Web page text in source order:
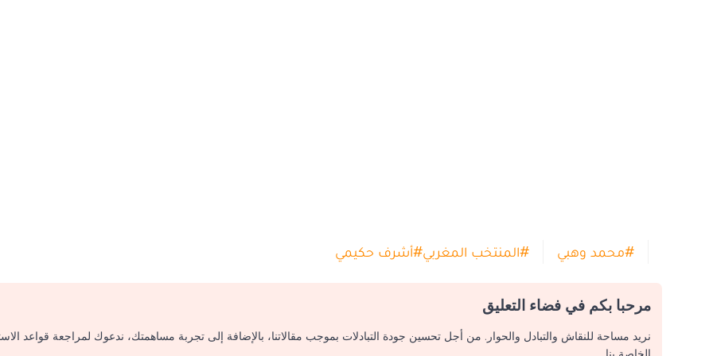
#محمد وهبي #المنتخب المغربي#أشرف حكيمي
مرحبا بكم في فضاء التعليق
نريد مساحة للنقاش والتبادل والحوار. من أجل تحسين جودة التبادلات بموجب مقالاتنا، بالإضافة إلى تجربة مساهمتك، ندعوك لمراجعة قواعد
الخاصة بنا.